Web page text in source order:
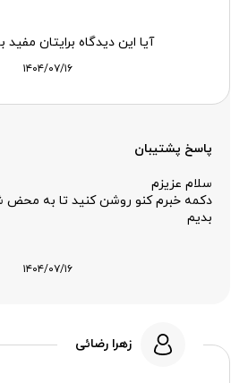
۱۴۰۴/۰۷/۱۶
آیا این دیدگاه برایتان مفید
پاسخ پشتیبان
سلام عزیزم
دکمه خبرم کنو روشن کنید تا به محض
بدیم
۱۴۰۴/۰۷/۱۶
زهرا رضائی